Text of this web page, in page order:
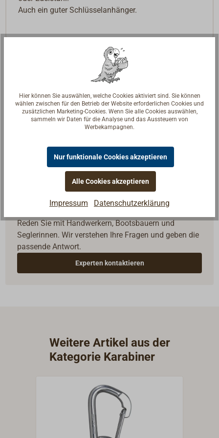
Auch ein guter Schlüsselanhänger.
Fragen zum Artikel?
Reden Sie mit Handwerkern, Bootsbauern und
Seglerinnen. Wir verstehen Ihre Fragen und geben die
passende Antwort.
Experten kontaktieren
Weitere Artikel aus der
Kategorie Karabiner
Hier können Sie auswählen, welche Cookies aktiviert sind. Sie können
wählen zwischen für den Betrieb der Website erforderlichen Cookies und
zusätzlichen Marketing-Cookies. Wenn Sie alle Cookies auswählen,
sammeln wir Daten für die Analyse und das Aussteuern von
Werbekampagnen.
Nur funktionale Cookies akzeptieren
Alle Cookies akzeptieren
Impressum Datenschutzerklärung